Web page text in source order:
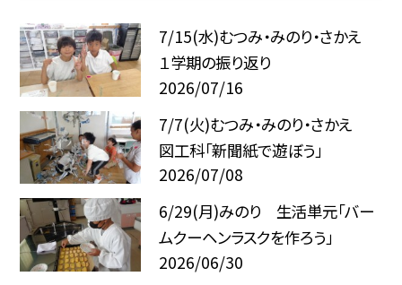
7/15(水)むつみ・みのり・さかえ
１学期の振り返り
2026/07/16
7/7(火)むつみ・みのり・さかえ
図工科「新聞紙で遊ぼう」
2026/07/08
6/29(月)みのり 生活単元「バー
ムクーヘンラスクを作ろう」
2026/06/30